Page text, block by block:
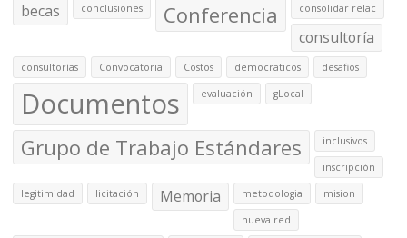
becas
conclusiones Conferencia consolidar relac
consultoría
consultorías Convocatoria Costos democraticos desafios
Documentos evaluación gLocal
Grupo de Trabajo Estándares inclusivos
inscripción
legitimidad licitación Memoria metodologia mision
nueva red